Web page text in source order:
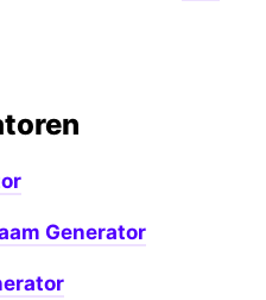
Generator